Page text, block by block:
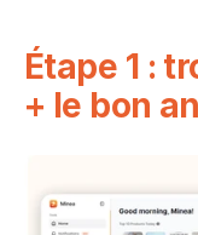
Étape 1 :
+ le bon